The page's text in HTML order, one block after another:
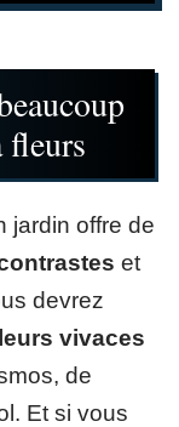
fleurs
jardin offre de
et
devrez
vivaces
de
Et si vous